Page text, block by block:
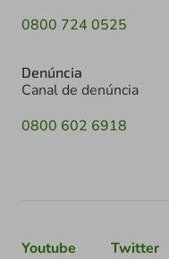
0800 724 0525
Denúncia
Canal de denúncia
0800 602 6918
Youtube Twitter